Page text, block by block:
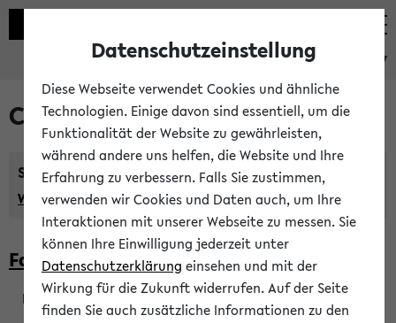
eKVV
Courses taught in English
Semester:
WiSe 2026/2027 SoSe 2026 Previous...
Faculty of Biology
Datenschutzeinstellung
Diese Webseite verwendet Cookies und ähnliche
Technologien. Einige davon sind essentiell, um die
Funktionalität der Website zu gewährleisten,
während andere uns helfen, die Website und Ihre
Erfahrung zu verbessern. Falls Sie zustimmen,
verwenden wir Cookies und Daten auch, um Ihre
Interaktionen mit unserer Webseite zu messen. Sie
können Ihre Einwilligung jederzeit unter
Datenschutzerklärung einsehen und mit der
Wirkung für die Zukunft widerrufen. Auf der Seite
finden Sie auch zusätzliche Informationen zu den